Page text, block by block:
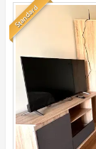
Standard